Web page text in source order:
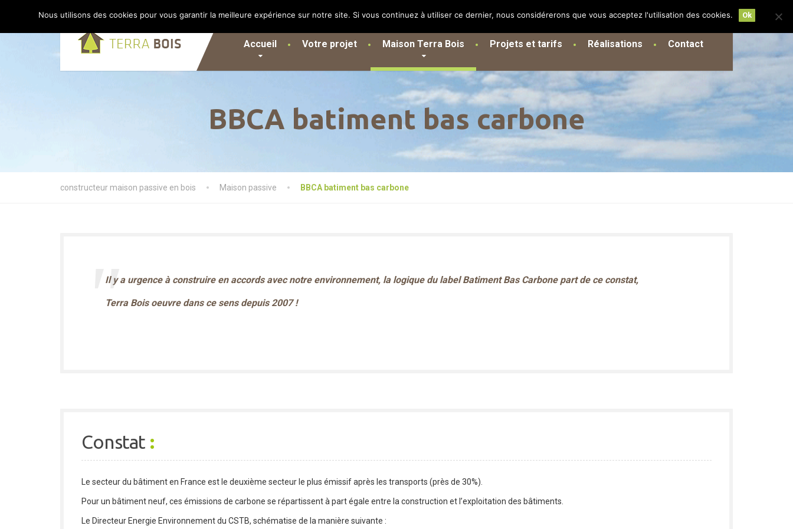
Accueil Votre projet Maison Terra Bois Projets et tarifs Réalisations Contact
BBCA batiment bas carbone
constructeur maison passive en bois Maison passive BBCA batiment bas carbone
Il y a urgence à construire en accords avec notre environnement, la logique du label Batiment Bas Carbone part de ce constat,
Terra Bois oeuvre dans ce sens depuis 2007 !
Constat :
Le secteur du bâtiment en France est le deuxième secteur le plus émissif après les transports (près de 30%).
Pour un bâtiment neuf, ces émissions de carbone se répartissent à part égale entre la construction et l’exploitation des bâtiments.
Le Directeur Energie Environnement du CSTB, schématise de la manière suivante :
Nous utilisons des cookies pour vous garantir la meilleure expérience sur notre site. Si vous continuez à utiliser ce dernier, nous considérerons que vous acceptez l'utilisation des cookies. Ok